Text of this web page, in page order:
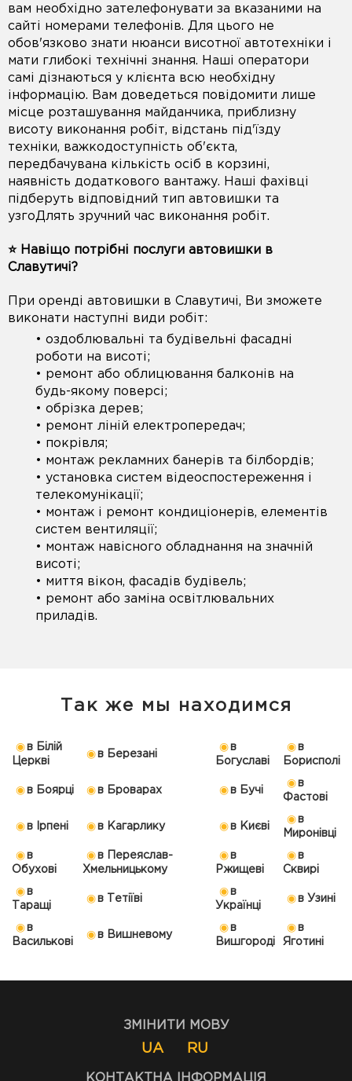
вам необхідно зателефонувати за вказаними на
сайті номерами телефонів. Для цього не
обов'язково знати нюанси висотної автотехніки і
мати глибокі технічні знання. Наші оператори
самі дізнаються у клієнта всю необхідну
інформацію. Вам доведеться повідомити лише
місце розташування майданчика, приблизну
висоту виконання робіт, відстань під'їзду
техніки, важкодоступність об'єкта,
передбачувана кількість осіб в корзині,
наявність додаткового вантажу. Наші фахівці
підберуть відповідний тип автовишки та
узгоДлять зручний час виконання робіт.
⭐️ Навіщо потрібні послуги автовишки в
Славутичі?
При оренді автовишки в Славутичі, Ви зможете
виконати наступні види робіт:
• оздоблювальні та будівельні фасадні
роботи на висоті;
• ремонт або облицювання балконів на
будь-якому поверсі;
• обрізка дерев;
• ремонт ліній електропередач;
• покрівля;
• монтаж рекламних банерів та білбордів;
• установка систем відеоспостереження і
телекомунікації;
• монтаж і ремонт кондиціонерів, елементів
систем вентиляції;
• монтаж навісного обладнання на значній
висоті;
• миття вікон, фасадів будівель;
• ремонт або заміна освітлювальних
приладів.
Так же мы находимся
в Білій
Церкві
в Березані
в
Богуславі
в
Борисполі
в Боярці в Броварах в Бучі
в
Фастові
в Ірпені в Кагарлику в Києві
в
Миронівці
в
Обухові
в Переяслав-
Хмельницькому
в
Ржищеві
в
Сквирі
в
Таращі
в Тетіїві
в
Українці
в Узині
в
Василькові
в Вишневому
в
Вишгороді
в
Яготині
ЗМІНИТИ МОВУ
UA RU
КОНТАКТНА ІНФОРМАЦІЯ